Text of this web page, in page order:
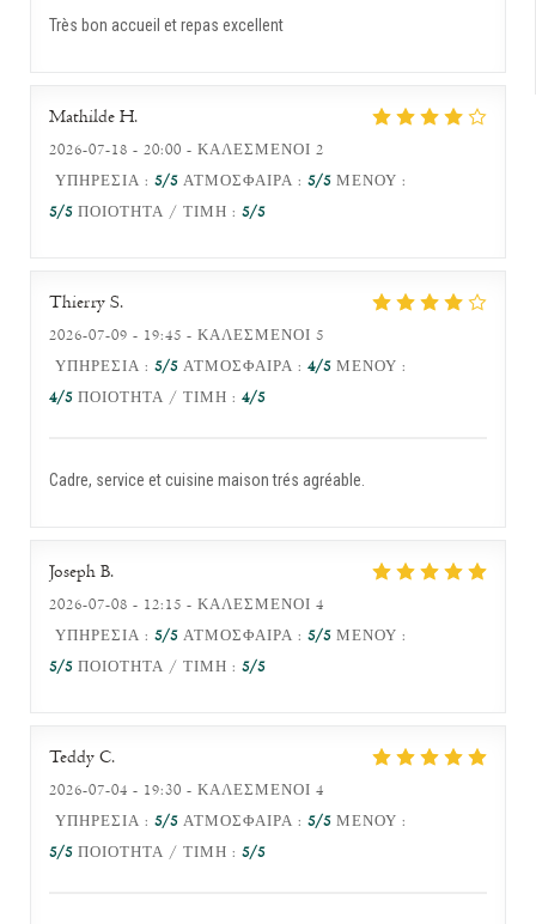
Très bon accueil et repas excellent
Mathilde H
2026-07-18 - 20:00 - ΚΑΛΕΣΜΈΝΟΙ 2
ΥΠΗΡΕΣΊΑ : 5/5 ΑΤΜΌΣΦΑΙΡΑ : 5/5 ΜΕΝΟΎ :
5/5 ΠΟΙΌΤΗΤΑ / ΤΙΜΉ : 5/5
Thierry S
2026-07-09 - 19:45 - ΚΑΛΕΣΜΈΝΟΙ 5
ΥΠΗΡΕΣΊΑ : 5/5 ΑΤΜΌΣΦΑΙΡΑ : 4/5 ΜΕΝΟΎ :
4/5 ΠΟΙΌΤΗΤΑ / ΤΙΜΉ : 4/5
Cadre, service et cuisine maison trés agréable.
Joseph B
2026-07-08 - 12:15 - ΚΑΛΕΣΜΈΝΟΙ 4
ΥΠΗΡΕΣΊΑ : 5/5 ΑΤΜΌΣΦΑΙΡΑ : 5/5 ΜΕΝΟΎ :
5/5 ΠΟΙΌΤΗΤΑ / ΤΙΜΉ : 5/5
Teddy C
2026-07-04 - 19:30 - ΚΑΛΕΣΜΈΝΟΙ 4
ΥΠΗΡΕΣΊΑ : 5/5 ΑΤΜΌΣΦΑΙΡΑ : 5/5 ΜΕΝΟΎ :
5/5 ΠΟΙΌΤΗΤΑ / ΤΙΜΉ : 5/5